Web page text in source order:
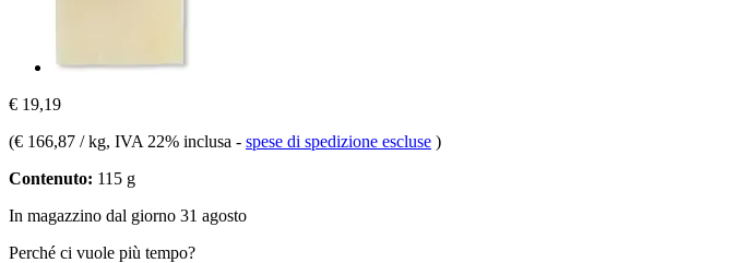
€ 19,19
(€ 166,87 / kg, IVA 22% inclusa - spese di spedizione escluse )
Contenuto: 115 g
In magazzino dal giorno 31 agosto
Perché ci vuole più tempo?